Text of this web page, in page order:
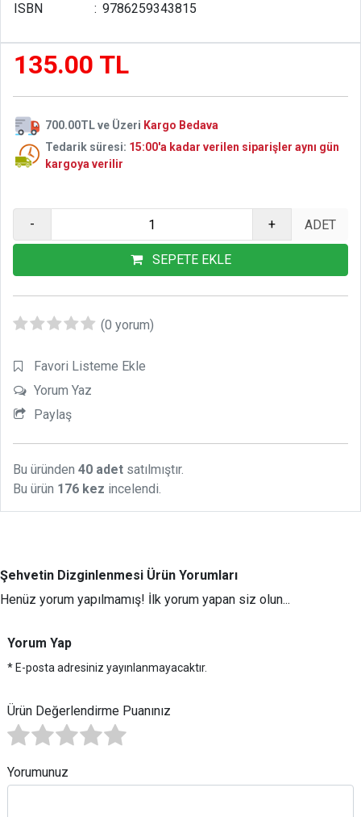
ISBN
: 9786259343815
135.00 TL
700.00TL ve Üzeri Kargo Bedava
Tedarik süresi: 15:00'a kadar verilen siparişler aynı gün
kargoya verilir
- +
SEPETE EKLE
(0 yorum)
Favori Listeme Ekle
Yorum Yaz
Paylaş
Bu üründen 40 adet satılmıştır.
Bu ürün 176 kez incelendi.
Şehvetin Dizginlenmesi Ürün Yorumları
Henüz yorum yapılmamış! İlk yorum yapan siz olun...
Yorum Yap
* E-posta adresiniz yayınlanmayacaktır.
Ürün Değerlendirme Puanınız
Yorumunuz